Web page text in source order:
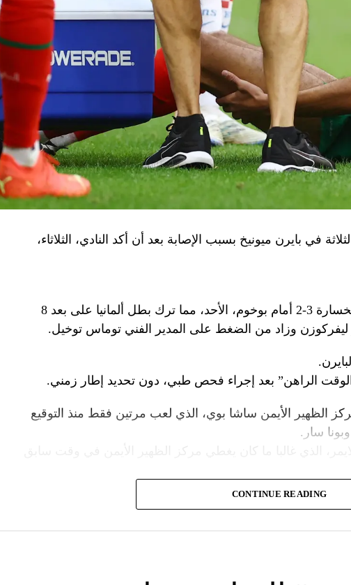
في بايرن ميونيخ بسبب الإصابة بعد أن أكد النادي، الثلاثاء،
وخرج المدافع المغربي مصابا خلال الخسارة 3-2 أمام بوخوم، الأحد، مما ترك بطل ألمانيا على بعد 8
ليفركوزن وزاد من الضغط على المدير الفني توماس توخيل.
الراهن” بعد إجراء فحص طبي، دون تحديد إطار زمني.
الظهير الأيمن ساشا بوي، الذي لعب مرتين فقط منذ التوقيع
سار.
بايرن على سبيل الإعارة من توتنهام الشهر الماضي، قد
CONTINUE READING